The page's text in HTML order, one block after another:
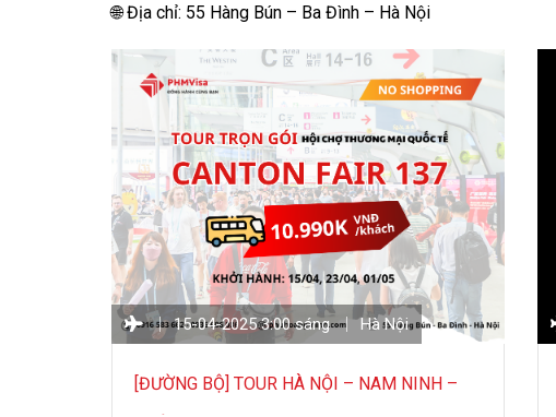
🌐 Địa chỉ: 55 Hàng Bún – Ba Đình – Hà Nội
15-04-2025 3:00 sáng Hà Nội
[ĐƯỜNG BỘ] TOUR HÀ NỘI – NAM NINH –